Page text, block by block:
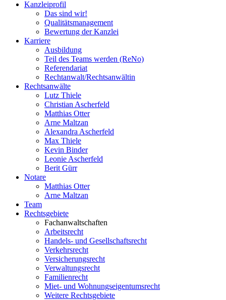
Kanzleiprofil
Das sind wir!
Qualitätsmanagement
Bewertung der Kanzlei
Karriere
Ausbildung
Teil des Teams werden (ReNo)
Referendariat
Rechtanwalt/Rechtsanwältin
Rechtsanwälte
Lutz Thiele
Christian Ascherfeld
Matthias Otter
Arne Maltzan
Alexandra Ascherfeld
Max Thiele
Kevin Binder
Leonie Ascherfeld
Berit Gürr
Notare
Matthias Otter
Arne Maltzan
Team
Rechtsgebiete
Fachanwaltschaften
Arbeitsrecht
Handels- und Gesellschaftsrecht
Verkehrsrecht
Versicherungsrecht
Verwaltungsrecht
Familienrecht
Miet- und Wohnungseigentumsrecht
Weitere Rechtsgebiete